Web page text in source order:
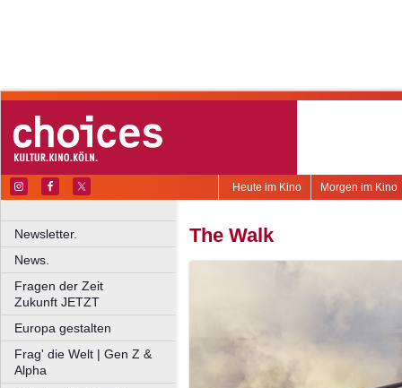
Morgen im Kino
Heute im Kino
Newsletter.
News.
Fragen der Zeit
Zukunft JETZT
Europa gestalten
Frag' die Welt | Gen Z &
Alpha
The Walk